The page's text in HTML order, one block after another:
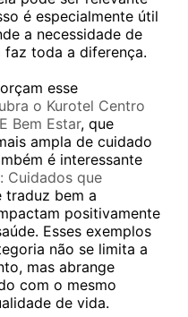
é especialmente útil
a necessidade de
toda a diferença.
esse
o Kurotel Centro
Bem Estar, que
ampla de cuidado
é interessante
Cuidados que
traduz bem a
positivamente
Esses exemplos
não se limita a
mas abrange
com o mesmo
de vida.